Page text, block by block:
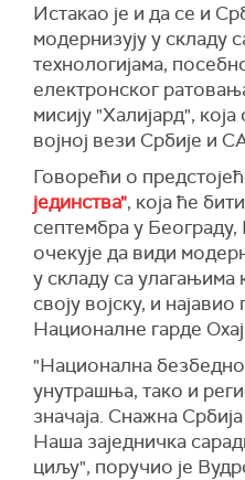
Истакао је и да се и
модернизују у складу
технологијама,
електронског
мисију "Халијард",
војној вези Србије и
Говорећи о
јединства", која ће
септембра у
очекује да види
у складу са улагањима
своју војску, и
Националне гарде
"Национална
унутрашња, тако и
значаја. Снажна
Наша заједничка
циљу", поручио је